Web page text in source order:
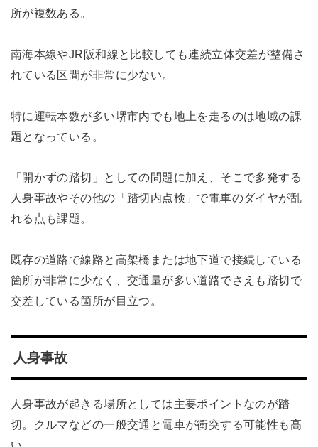
所が複数ある。
南海本線やJR阪和線と比較しても連続立体交差が整備さ
れている区間が非常に少ない。
特に運転本数が多い堺市内でも地上を走るのは地域の課
題となっている。
「開かずの踏切」としての問題に加え、そこで多発する
人身事故やその他の「踏切内点検」で電車のダイヤが乱
れる点も課題。
既存の道路で線路と高架橋または地下道で接続している
箇所が非常に少なく、交通量が多い道路でさえも踏切で
交差している箇所が目立つ。
人身事故
人身事故が起きる場所としては主要ポイントなのが踏
切。クルマなどの一般交通と電車が衝突する可能性も高